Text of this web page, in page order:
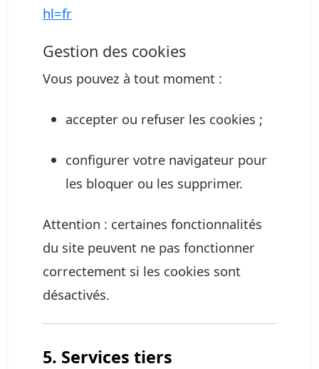
hl=fr
Gestion des cookies
Vous pouvez à tout moment :
accepter ou refuser les cookies ;
configurer votre navigateur pour
les bloquer ou les supprimer.
Attention : certaines fonctionnalités
du site peuvent ne pas fonctionner
correctement si les cookies sont
désactivés.
5. Services tiers